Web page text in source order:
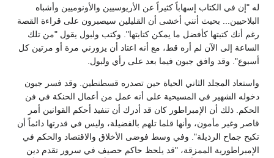
له "إن في الكتاب إسهاباً كثيراً عن الأريوسيين والأونوميين وأشباه
البلاحيين... بحيث أنني أخشى أن القليلين سيصبرون على قراءة القصة
رغم أنك كتبتها كأفضل ما يمكن كتابتها". وكتب ولبول يقول "من تلك
الساعة إلى الآن لم أره قط، مع أنه اعتاد أن يزورني مرة أو مرتين كل
أسبوع". وقد وافق جبون فيما بعد على رأي ولبول.
واستعاد المجلد الثاني الحياة حين تصدره قسطنطين. وقد فسر جبون
دخوله الشهير في المسيحية على أنه عمل من أعمال الحنكة في فن
الحكم. ذلك أن الإمبراطور كان قد أدرك أن تنفيذ أحكم القوانين أمر
قاصر وغير مأمون، وأنها قلما تلهم بالفضيلة، وليس في قدرتها دائماً أن
تكبح جماح الرذيلة". وفي وسط فوضى الأخلاق والاقتصاد والحكم في
الإمبراطورية الممزقة، "قد يلحظ حاكم حصيف في سرور تقدم دين